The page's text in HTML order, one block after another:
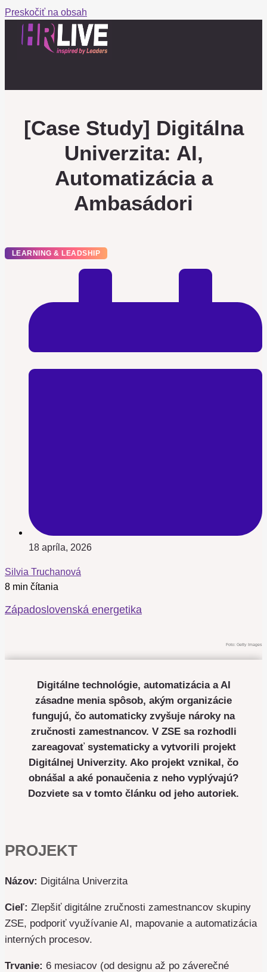
Preskočiť na obsah
[Case Study] Digitálna
Univerzita: AI,
Automatizácia a
Ambasádori
LEARNING & LEADSHIP
18 apríla, 2026
Silvia Truchanová
8 min čítania
Západoslovenská energetika
Foto: Getty Images
Digitálne technológie, automatizácia a AI
zásadne menia spôsob, akým organizácie
fungujú, čo automaticky zvyšuje nároky na
zručnosti zamestnancov. V ZSE sa rozhodli
zareagovať systematicky a vytvorili projekt
Digitálnej Univerzity. Ako projekt vznikal, čo
obnášal a aké ponaučenia z neho vyplývajú?
Dozviete sa v tomto článku od jeho autoriek.
PROJEKT
Názov: Digitálna Univerzita
Cieľ: Zlepšiť digitálne zručnosti zamestnancov skupiny
ZSE, podporiť využívanie AI, mapovanie a automatizácia
interných procesov.
Trvanie: 6 mesiacov (od designu až po záverečné